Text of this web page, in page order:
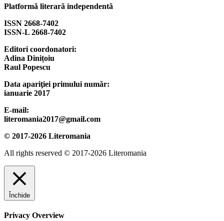
Platformă literară independentă
ISSN 2668-7402
ISSN-L 2668-7402
Editori coordonatori:
Adina Dinițoiu
Raul Popescu
Data apariţiei primului număr:
ianuarie 2017
E-mail:
literomania2017@gmail.com
© 2017-2026 Literomania
All rights reserved © 2017-2026 Literomania
Închide
Privacy Overview